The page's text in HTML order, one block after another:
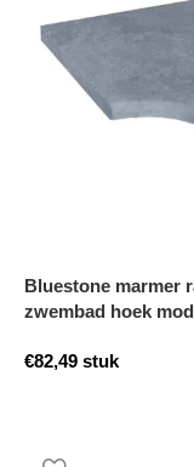
Bluestone marmer
zwembad hoek
€82,49 stuk